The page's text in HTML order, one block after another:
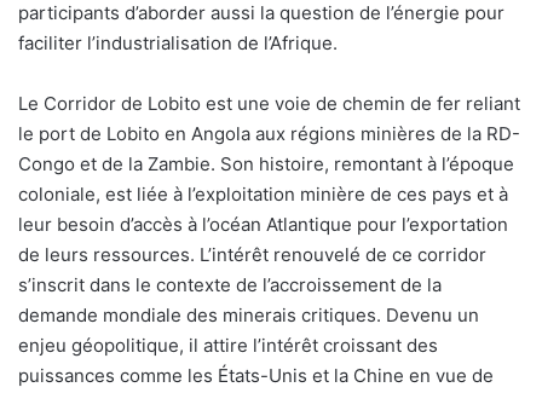
participants d’aborder aussi la question de l’énergie pour
faciliter l’industrialisation de l’Afrique.
Le Corridor de Lobito est une voie de chemin de fer reliant
le port de Lobito en Angola aux régions minières de la RD-
Congo et de la Zambie. Son histoire, remontant à l’époque
coloniale, est liée à l’exploitation minière de ces pays et à
leur besoin d’accès à l’océan Atlantique pour l’exportation
de leurs ressources. L’intérêt renouvelé de ce corridor
s’inscrit dans le contexte de l’accroissement de la
demande mondiale des minerais critiques. Devenu un
enjeu géopolitique, il attire l’intérêt croissant des
puissances comme les États-Unis et la Chine en vue de